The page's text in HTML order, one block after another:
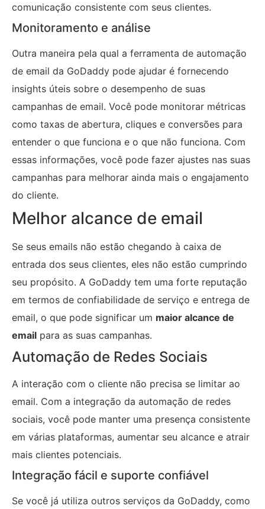
comunicação consistente com seus clientes.
Monitoramento e análise
Outra maneira pela qual a ferramenta de automação
de email da GoDaddy pode ajudar é fornecendo
insights úteis sobre o desempenho de suas
campanhas de email. Você pode monitorar métricas
como taxas de abertura, cliques e conversões para
entender o que funciona e o que não funciona. Com
essas informações, você pode fazer ajustes nas suas
campanhas para melhorar ainda mais o engajamento
do cliente.
Melhor alcance de email
Se seus emails não estão chegando à caixa de
entrada dos seus clientes, eles não estão cumprindo
seu propósito. A GoDaddy tem uma forte reputação
em termos de confiabilidade de serviço e entrega de
email, o que pode significar um maior alcance de
email para as suas campanhas.
Automação de Redes Sociais
A interação com o cliente não precisa se limitar ao
email. Com a integração da automação de redes
sociais, você pode manter uma presença consistente
em várias plataformas, aumentar seu alcance e atrair
mais clientes potenciais.
Integração fácil e suporte confiável
Se você já utiliza outros serviços da GoDaddy, como